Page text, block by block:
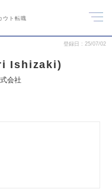
ウト転職
登録日 25/07/02
Ishizaki)
会社